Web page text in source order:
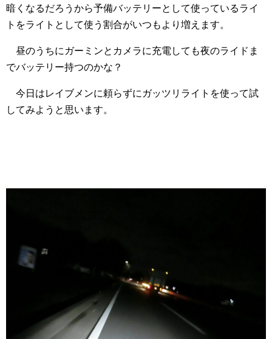
暗くなるだろうから予備バッテリーとして使っているライ
トをライトとして使う割合がいつもより増えます。
昼のうちにガーミンとカメラに充電しても夜のライドま
でバッテリー持つのかな？
今日はレイブメンに頼らずにガッツリライトを使って試
してみようと思います。